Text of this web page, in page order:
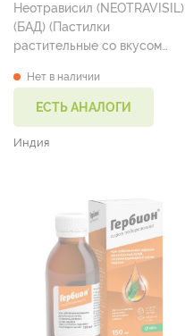
Неотрависил (NEOTRAVISIL)
(БАД) (Пастилки
растительные со вкусом
№24)Нет в наличии
ЕСТЬ АНАЛОГИ
Индия